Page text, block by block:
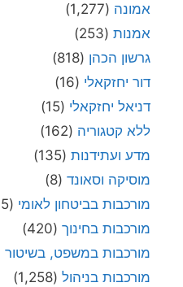
אמונה (1,277)
אמנות (253)
גרשון הכהן (818)
דור יחזקאלי (16)
דניאל יחזקאלי (15)
ללא קטגוריה (162)
מדע ועתידנות (135)
מוסיקה וסאונד (8)
מורכבות בביטחון לאומי (4,505)
מורכבות בחינוך (420)
מורכבות במשפט, בשיטור
מורכבות בניהול (1,258)